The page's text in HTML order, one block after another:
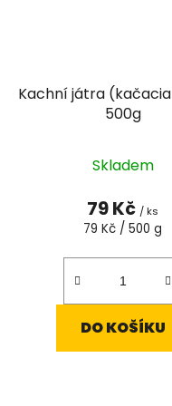
Kachní játra
500g
je
z
Skladem
79 Kč / ks
Měrná
79 Kč / 500 g
DO KOŠÍKU